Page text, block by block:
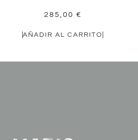
285,00 €
AÑADIR AL CARRITO